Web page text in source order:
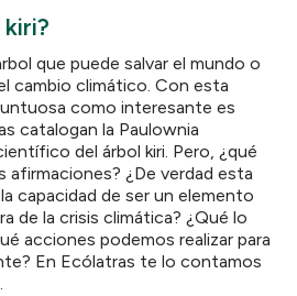
kiri?
que puede salvar el mundo o
cambio climático. Con esta
como interesante es
catalogan la Paulownia
del árbol kiri. Pero, ¿qué
afirmaciones? ¿De verdad esta
capacidad de ser un elemento
de la crisis climática? ¿Qué lo
acciones podemos realizar para
En Ecólatras te lo contamos